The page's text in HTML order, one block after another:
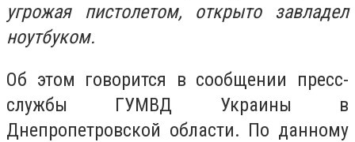
угрожая пистолетом, открыто завладел
ноутбуком.
Об этом говорится в сообщении пресс-
службы ГУМВД Украины в
Днепропетровской области. По данному